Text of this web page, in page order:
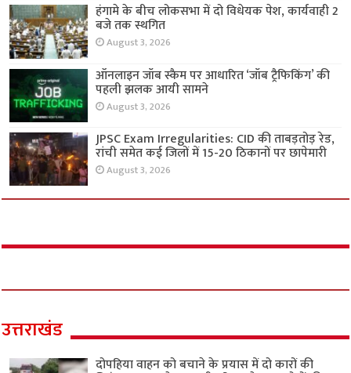
हंगामे के बीच लोकसभा में दो विधेयक पेश, कार्यवाही 2
बजे तक स्थगित
August 3, 2026
ऑनलाइन जॉब स्कैम पर आधारित ‘जॉब ट्रैफिकिंग’ की
पहली झलक आयी सामने
August 3, 2026
JPSC Exam Irregularities: CID की ताबड़तोड़ रेड,
रांची समेत कई जिलों में 15-20 ठिकानों पर छापेमारी
August 3, 2026
उत्तराखंड
दोपहिया वाहन को बचाने के प्रयास में दो कारों की